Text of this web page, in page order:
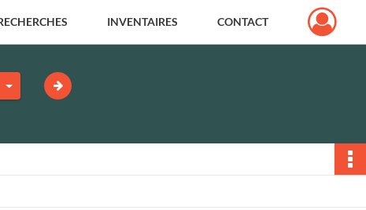
INVENTAIRES CONTACT